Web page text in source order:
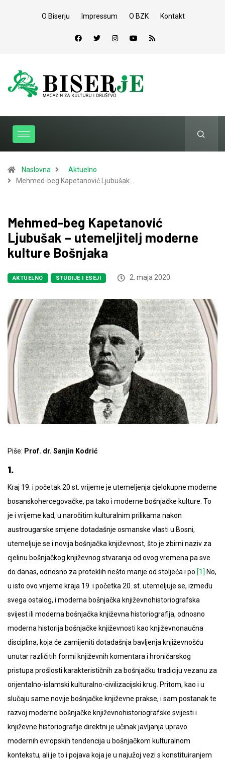
O Biserju Impressum O BZK Kontakt
Naslovna
Aktuelno
Mehmed-beg Kapetanović Ljubušak…
Mehmed-beg Kapetanović
Ljubušak – utemeljitelj moderne
kulture Bošnjaka
AKTUELNO STUDIJE I ESEJI 2. maja 2020.
Piše: Prof. dr. Sanjin Kodrić
1.
Kraj 19. i početak 20 st. vrijeme je utemeljenja cjelokupne moderne
bosanskohercegovačke, pa tako i moderne bošnjačke kulture. To
je i vrijeme kad, u naročitim kulturalnim prilikama nakon
austrougarske smjene dotadašnje osmanske vlasti u Bosni,
utemeljuje se i novija bošnjačka književnost, što je zbirni naziv za
cjelinu bošnjačkog književnog stvaranja od ovog vremena pa sve
do danas, odnosno za proteklih nešto manje od stoljeća i po. [1] No,
u isto ovo vrijeme kraja 19. i početka 20. st. utemeljuje se, između
svega ostalog, i moderna bošnjačka književnohistoriografska
svijest ili moderna bošnjačka književna historiografija, odnosno
moderna historija bošnjačke književnosti kao književnonaučna
disciplina, koja će zamijeniti dotadašnja bavljenja književnošću
unutar različitih formi književnih komentara i hroničarskog
pristupa prošlosti karakterističnih za bošnjačku tradiciju vezanu za
orijentalno-islamski kulturalno-civilizacijski krug. Pritom, kao i u
slučaju same novije bošnjačke književne prakse, i sam postanak te
razvoj moderne bošnjačke književnohistoriografske svijesti i
književne historiografije direktni je učinak javljanja upravo
modernih evropskih tendencija u bošnjačkom kulturalnom
kontekstu, ali je to i pojava koja je u najužoj vezi s konstituiranjem